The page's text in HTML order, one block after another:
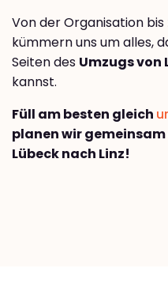
Von der Organisation
kümmern uns um alles,
Seiten des Umzugs von
kannst.
Füll am besten gleich
planen wir
Lübeck nach Linz!